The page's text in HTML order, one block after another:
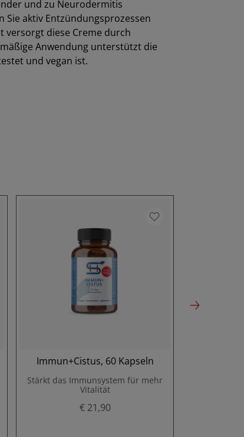
und zu Neurodermitis
aktiv Entzündungsprozessen
versorgt diese Creme durch
Anwendung unterstützt die
und vegan ist.
Immun+Cistus, 60 Kapseln
Stärkt das Immunsystem für mehr
Vitalität
€ 21,90